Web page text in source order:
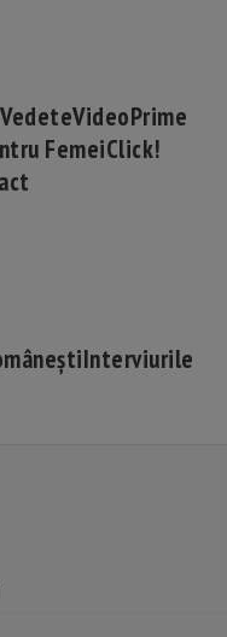
VedeteVideoPrime
FemeiClick!
Interviurile